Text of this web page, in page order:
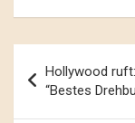
Navigation
Hollywood
“Bestes